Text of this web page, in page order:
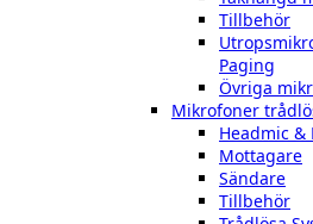
Tillbehör
Paging
Övriga
Mikrofoner
Headmic &
Mottagare
Sändare
Tillbehör